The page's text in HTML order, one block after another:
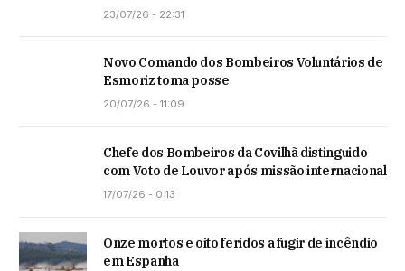
23/07/26 - 22:31
Novo Comando dos Bombeiros Voluntários de
Esmoriz toma posse
20/07/26 - 11:09
Chefe dos Bombeiros da Covilhã distinguido
com Voto de Louvor após missão internacional
17/07/26 - 0:13
Onze mortos e oito feridos a fugir de incêndio
em Espanha